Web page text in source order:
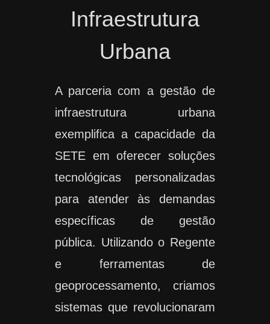
Infraestrutura
Urbana
A parceria com a gestão de
infraestrutura urbana
exemplifica a capacidade da
SETE em oferecer soluções
tecnológicas personalizadas
para atender às demandas
específicas de gestão
pública. Utilizando o Regente
e ferramentas de
geoprocessamento, criamos
sistemas que revolucionaram